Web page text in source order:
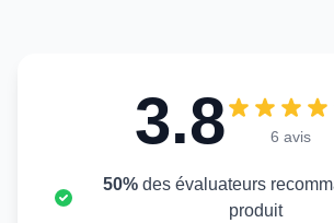
3.8 6 avis
50%des évaluateurs
produit